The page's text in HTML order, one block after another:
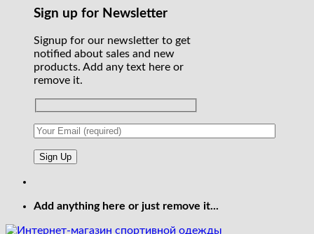
Sign up for Newsletter
Signup for our newsletter to get
notified about sales and new
products. Add any text here or
remove it.
Add anything here or just remove it...